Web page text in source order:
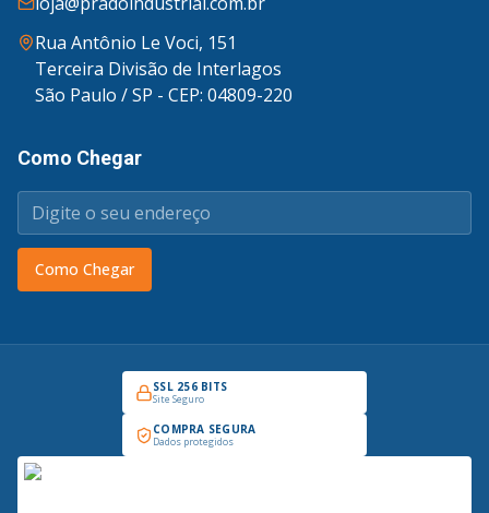
Rua Antônio Le Voci, 151
Terceira Divisão de Interlagos
São Paulo / SP - CEP: 04809-220
Como Chegar
Como Chegar
SSL 256 BITS
Site Seguro
COMPRA SEGURA
Dados protegidos